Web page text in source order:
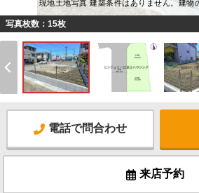
現地土地写真 建築条件はありません。建物
写真枚数：15枚
電話で問合わせ
来店予約